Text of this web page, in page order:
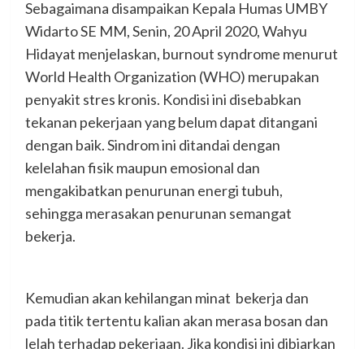
Sebagaimana disampaikan Kepala Humas UMBY
Widarto SE MM, Senin, 20 April 2020, Wahyu
Hidayat menjelaskan, burnout syndrome menurut
World Health Organization (WHO) merupakan
penyakit stres kronis. Kondisi ini disebabkan
tekanan pekerjaan yang belum dapat ditangani
dengan baik. Sindrom ini ditandai dengan
kelelahan fisik maupun emosional dan
mengakibatkan penurunan energi tubuh,
sehingga merasakan penurunan semangat
bekerja.
Kemudian akan kehilangan minat bekerja dan
pada titik tertentu kalian akan merasa bosan dan
lelah terhadap pekerjaan. Jika kondisi ini dibiarkan